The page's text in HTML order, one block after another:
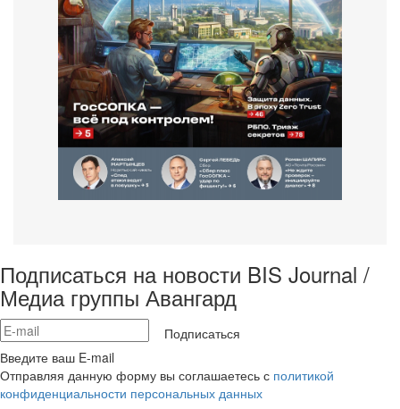
Подписаться на новости BIS Journal /
Медиа группы Авангард
Подписаться
Введите ваш E-mail
Отправляя данную форму вы соглашаетесь с политикой
конфиденциальности персональных данных